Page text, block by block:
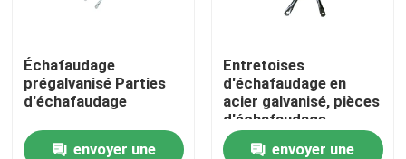
Nouvelles
Cas
Échafaudage
prégalvanisé Parties
d'échafaudage
envoyer une
Entretoises
d'échafaudage en
acier galvanisé, pièces
d'échafaudage
envoyer une